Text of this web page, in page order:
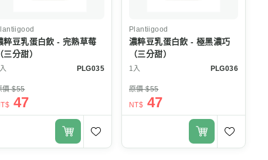
粹豆乳蛋白飲 - 完熟草莓
（三分甜）
PLG035
價 $55
47
Plantiigood
濃粹豆乳蛋白飲 - 極黑濃巧
（三分甜）
1入 PLG036
原價 $55
NT$ 47